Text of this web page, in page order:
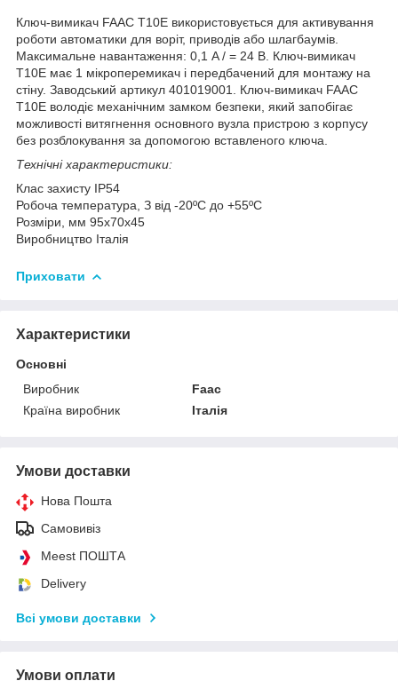
Ключ-вимикач FAAC T10E використовується для активування
роботи автоматики для воріт, приводів або шлагбаумів.
Максимальне навантаження: 0,1 A / = 24 В. Ключ-вимикач
T10E має 1 мікроперемикач і передбачений для монтажу на
стіну. Заводський артикул 401019001. Ключ-вимикач FAAC
T10E володіє механічним замком безпеки, який запобігає
можливості витягнення основного вузла пристрою з корпусу
без розблокування за допомогою вставленого ключа.
Технічні характеристики:
Клас захисту IP54
Робоча температура, З від -20ºС до +55ºС
Розміри, мм 95x70x45
Виробництво Італія
Приховати
Характеристики
Основні
Виробник
Faac
Країна виробник
Італія
Умови доставки
Нова Пошта
Самовивіз
Meest ПОШТА
Delivery
Всі умови доставки
Умови оплати